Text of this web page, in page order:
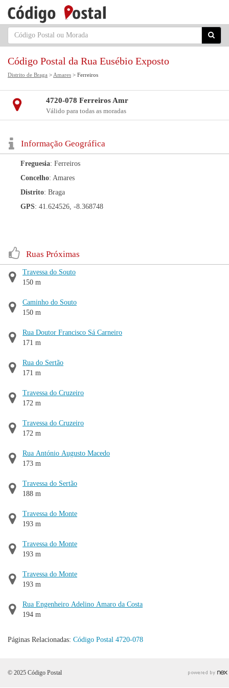
Código Postal da Rua Eusébio Exposto
Distrito de Braga > Amares > Ferreiros
4720-078 Ferreiros Amr
Válido para todas as moradas
Informação Geográfica
Freguesia: Ferreiros
Concelho: Amares
Distrito: Braga
GPS: 41.624526, -8.368748
Ruas Próximas
Travessa do Souto
150 m
Caminho do Souto
150 m
Rua Doutor Francisco Sá Carneiro
171 m
Rua do Sertão
171 m
Travessa do Cruzeiro
172 m
Travessa do Cruzeiro
172 m
Rua António Augusto Macedo
173 m
Travessa do Sertão
188 m
Travessa do Monte
193 m
Travessa do Monte
193 m
Travessa do Monte
193 m
Rua Engenheiro Adelino Amaro da Costa
194 m
Páginas Relacionadas: Código Postal 4720-078
© 2025 Código Postal